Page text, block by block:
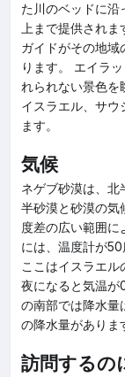
た川のベッドに
上まで提供され
ガイドがその地域
ります。 エイラ
れられない景色を
イスラエル、サウ
ます。
気候
ネゲブ砂漠は、北
半砂漠と砂漠の気
度差の広い範囲
には、温度計が50
ここはイスラエル
夜になると気温が
の南部では降水量
の降水量がありま
訪問するの